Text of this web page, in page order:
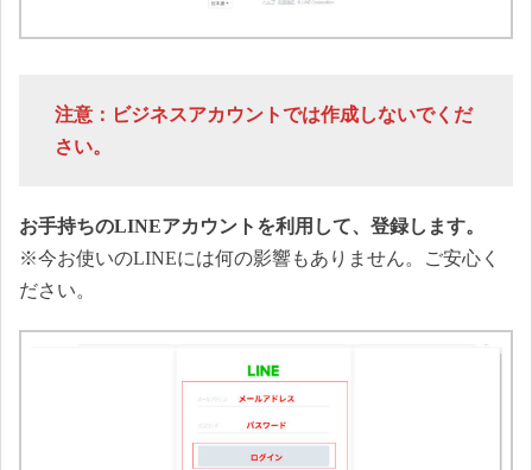
注意：ビジネスアカウントでは作成しないでくだ
さい。
お手持ちのLINEアカウントを利用して、登録します。
※今お使いのLINEには何の影響もありません。ご安心く
ださい。